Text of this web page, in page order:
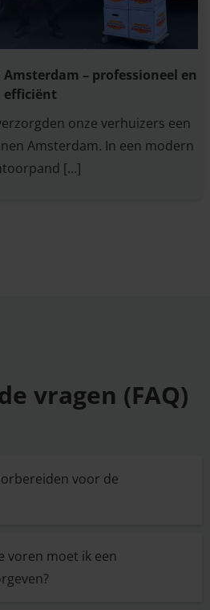
– professioneel en
efficiënt
onze verhuizers een
Amsterdam. In een modern
[...]
vragen (FAQ)
voor de
voren moet ik een